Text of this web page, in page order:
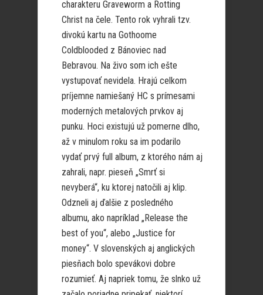
charakteru Graveworm a Rotting
Christ na čele. Tento rok vyhrali tzv.
divokú kartu na Gothoome
Coldblooded z Bánoviec nad
Bebravou. Na živo som ich ešte
vystupovať nevidela. Hrajú celkom
príjemne namiešaný HC s prímesami
moderných metalových prvkov aj
punku. Hoci existujú už pomerne dlho,
až v minulom roku sa im podarilo
vydať prvý full album, z ktorého nám aj
zahrali, napr. pieseň „Smrť si
nevyberá“, ku ktorej natočili aj klip.
Odzneli aj ďalšie z posledného
albumu, ako napríklad „Release the
best of you“, alebo „Justice for
money“. V slovenských aj anglických
piesňach bolo spevákovi dobre
rozumieť. Aj napriek tomu, že slnko už